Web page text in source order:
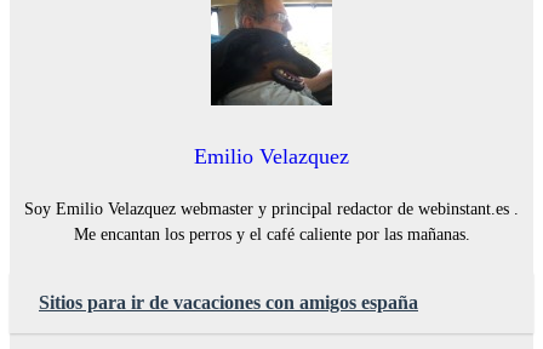
Emilio Velazquez
Soy Emilio Velazquez webmaster y principal redactor de webinstant.es .
Me encantan los perros y el café caliente por las mañanas.
Sitios para ir de vacaciones con amigos españa